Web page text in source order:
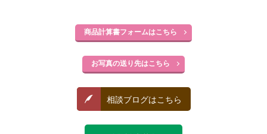
商品計算書フォームはこちら
お写真の送り先はこちら
相談ブログはこちら